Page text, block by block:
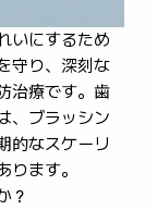
いにするため
守り、深刻な
治療です。歯
、ブラッシン
的なスケーリ
ます。
？